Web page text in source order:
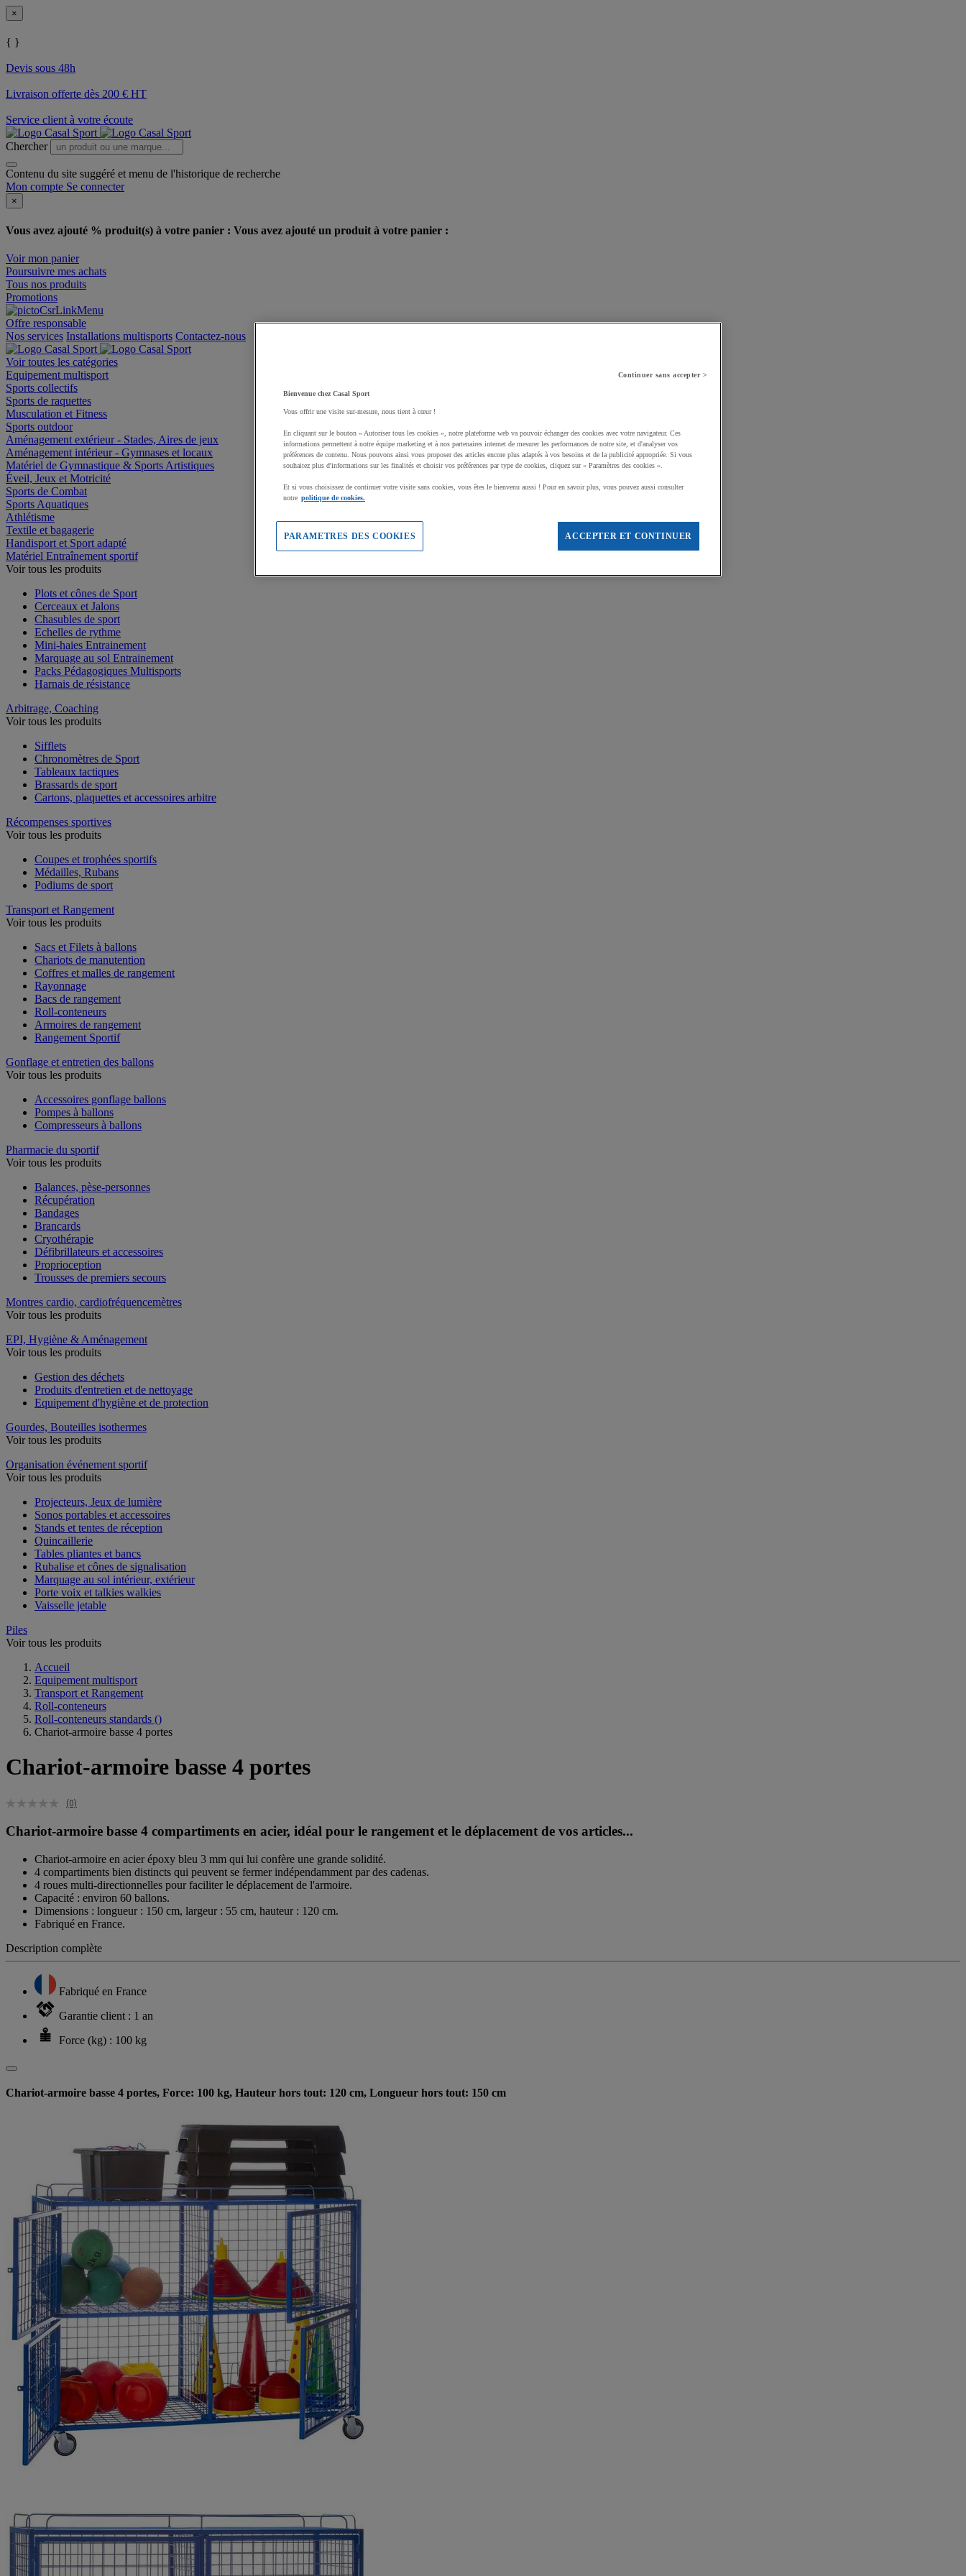
×
{ }
Devis sous 48h
Livraison offerte dès 200 € HT
Service client à votre écoute
Chercher
Contenu du site suggéré et menu de l'historique de recherche
Mon compte Se connecter
×
Vous avez ajouté % produit(s) à votre panier : Vous avez ajouté un produit à votre panier :
Voir mon panier
Poursuivre mes achats
Tous nos produits
Promotions
Offre responsable
Nos services Installations multisports Contactez-nous
Voir toutes les catégories
Equipement multisport
Sports collectifs
Sports de raquettes
Musculation et Fitness
Sports outdoor
Aménagement extérieur - Stades, Aires de jeux
Aménagement intérieur - Gymnases et locaux
Matériel de Gymnastique & Sports Artistiques
Éveil, Jeux et Motricité
Sports de Combat
Sports Aquatiques
Athlétisme
Textile et bagagerie
Handisport et Sport adapté
Matériel Entraînement sportif
Voir tous les produits
Plots et cônes de Sport
Cerceaux et Jalons
Chasubles de sport
Echelles de rythme
Mini-haies Entrainement
Marquage au sol Entrainement
Packs Pédagogiques Multisports
Harnais de résistance
Arbitrage, Coaching
Voir tous les produits
Sifflets
Chronomètres de Sport
Tableaux tactiques
Brassards de sport
Cartons, plaquettes et accessoires arbitre
Récompenses sportives
Voir tous les produits
Coupes et trophées sportifs
Médailles, Rubans
Podiums de sport
Transport et Rangement
Voir tous les produits
Sacs et Filets à ballons
Chariots de manutention
Coffres et malles de rangement
Rayonnage
Bacs de rangement
Roll-conteneurs
Armoires de rangement
Rangement Sportif
Gonflage et entretien des ballons
Voir tous les produits
Accessoires gonflage ballons
Pompes à ballons
Compresseurs à ballons
Pharmacie du sportif
Voir tous les produits
Balances, pèse-personnes
Récupération
Bandages
Brancards
Cryothérapie
Défibrillateurs et accessoires
Proprioception
Trousses de premiers secours
Montres cardio, cardiofréquencemètres
Voir tous les produits
EPI, Hygiène & Aménagement
Voir tous les produits
Gestion des déchets
Produits d'entretien et de nettoyage
Equipement d'hygiène et de protection
Gourdes, Bouteilles isothermes
Voir tous les produits
Organisation événement sportif
Voir tous les produits
Projecteurs, Jeux de lumière
Sonos portables et accessoires
Stands et tentes de réception
Quincaillerie
Tables pliantes et bancs
Rubalise et cônes de signalisation
Marquage au sol intérieur, extérieur
Porte voix et talkies walkies
Vaisselle jetable
Piles
Voir tous les produits
Accueil
Equipement multisport
Transport et Rangement
Roll-conteneurs
Roll-conteneurs standards ()
Chariot-armoire basse 4 portes
Chariot-armoire basse 4 portes
(0)
Chariot-armoire basse 4 compartiments en acier, idéal pour le rangement et le déplacement de vos articles...
Chariot-armoire en acier époxy bleu 3 mm qui lui confère une grande solidité.
4 compartiments bien distincts qui peuvent se fermer indépendamment par des cadenas.
4 roues multi-directionnelles pour faciliter le déplacement de l'armoire.
Capacité : environ 60 ballons.
Dimensions : longueur : 150 cm, largeur : 55 cm, hauteur : 120 cm.
Fabriqué en France.
Description complète
Fabriqué en France
Garantie client : 1 an
Force (kg) : 100 kg
Chariot-armoire basse 4 portes, Force: 100 kg, Hauteur hors tout: 120 cm, Longueur hors tout: 150 cm
Continuer sans accepter >
Bienvenue chez Casal Sport
Vous offrir une visite sur-mesure, nous tient à cœur !
En cliquant sur le bouton « Autoriser tous les cookies », notre plateforme web va pouvoir échanger des cookies avec votre navigateur. Ces
informations permettent à notre équipe marketing et à nos partenaires internet de mesurer les performances de notre site, et d'analyser vos
préférences de contenu. Nous pouvons ainsi vous proposer des articles encore plus adaptés à vos besoins et de la publicité appropriée. Si vous
souhaitez plus d'informations sur les finalités et choisir vos préférences par type de cookies, cliquez sur « Paramètres des cookies ».
Et si vous choisissez de continuer votre visite sans cookies, vous êtes le bienvenu aussi ! Pour en savoir plus, vous pouvez aussi consulter
notre politique de cookies.
ACCEPTER ET CONTINUER
PARAMETRES DES COOKIES